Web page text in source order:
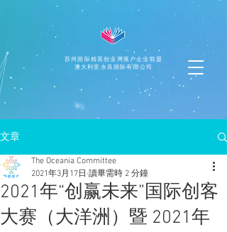
苏州国际精英创业周落户企业联盟
澳大利亚永良国际有限公司
文章
2021年“创赢未来”国际创客
大赛（大洋洲）暨 2021年
The Oceania Committee
2021年3月17日 讀畢需時 2 分鐘